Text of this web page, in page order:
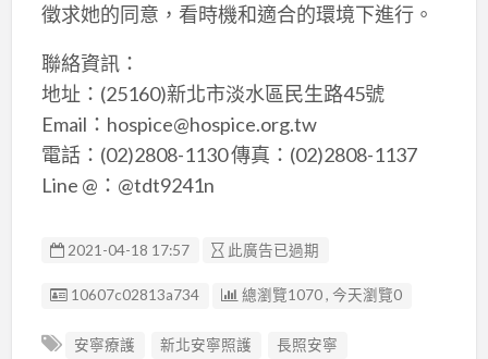
徵求她的同意，看時機和適合的環境下進行。
聯絡資訊：
地址：(25160)新北市淡水區民生路45號
Email：hospice@hospice.org.tw
電話：(02)2808-1130 傳真：(02)2808-1137
Line @：@tdt9241n
2021-04-18 17:57 此廣告已過期
廣告编號
10607c02813a734 總瀏覽1070 , 今天瀏覽0
安寧療護 新北安寧照護 長照安寧